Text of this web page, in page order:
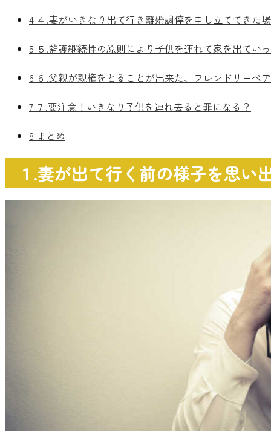
4 ４.妻がいきなり出て行き離婚調停を申し立ててきた
5 ５.監護継続性の原則により子供を連れて家を出てい
6 ６.父親が親権をとることが出来た、 フレンドリーペ
7 ７.要注意！いきなり子供を連れ去ると罪になる？
8 まとめ
１.妻が出て行く前の様子を思い